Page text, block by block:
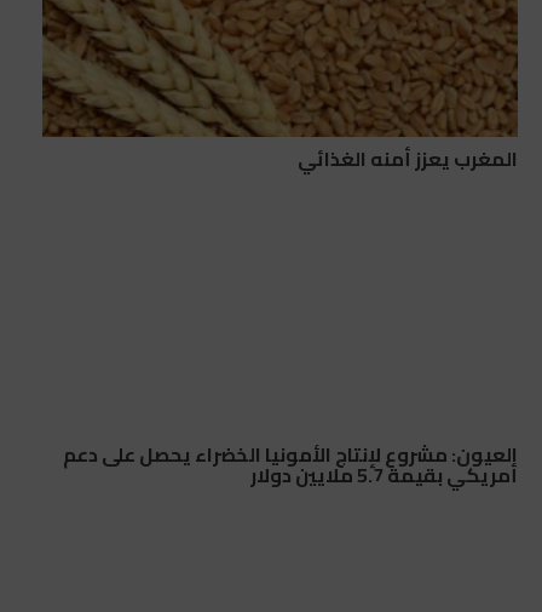
المغرب يعزز أمنه الغذائي
العيون: مشروع لإنتاج الأمونيا الخضراء يحصل على دعم
أمريكي بقيمة 5.7 ملايين دولار